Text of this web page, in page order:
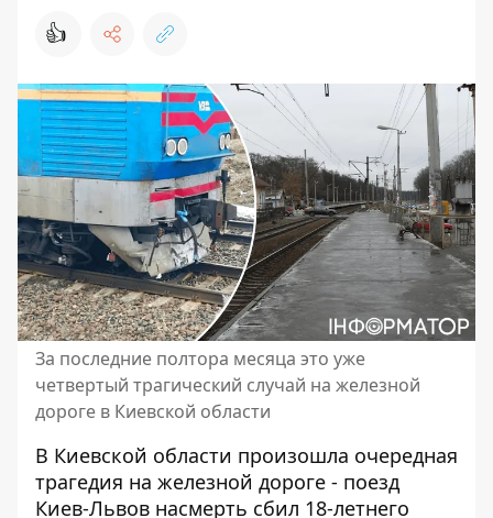
👍
За последние полтора месяца это уже
четвертый трагический случай на железной
дороге в Киевской области
В Киевской области произошла очередная
трагедия на железной дороге - поезд
Киев-Львов насмерть сбил 18-летнего